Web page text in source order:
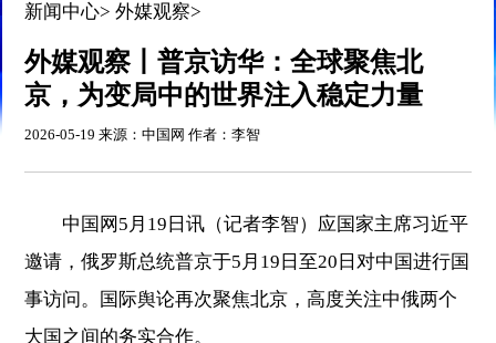
新闻中心> 外媒观察>
外媒观察丨普京访华：全球聚焦北
京，为变局中的世界注入稳定力量
2026-05-19 来源：中国网 作者：李智
中国网5月19日讯（记者李智）应国家主席习近平
邀请，俄罗斯总统普京于5月19日至20日对中国进行国
事访问。国际舆论再次聚焦北京，高度关注中俄两个
大国之间的务实合作。